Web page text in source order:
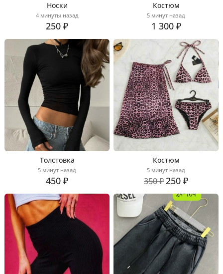
Носки
4 минуты назад
250 ₽
Костюм
5 минут назад
1 300 ₽
Толстовка
5 минут назад
450 ₽
Костюм
5 минут назад
350 ₽250 ₽